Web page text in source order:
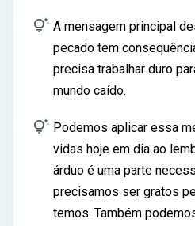
 A mensagem principal
pecado tem
precisa trabalhar duro
mundo caído.
 Podemos aplicar essa
vidas hoje em dia ao
árduo é uma parte
precisamos ser gratos
temos. Também